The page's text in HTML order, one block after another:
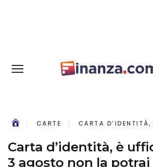
CARTE CARTA
Carta d’identità, è
3 agosto non la